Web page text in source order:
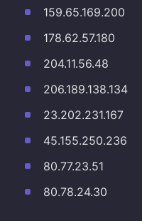
159.65.169.200
178.62.57.180
204.11.56.48
206.189.138.134
23.202.231.167
45.155.250.236
80.77.23.51
80.78.24.30